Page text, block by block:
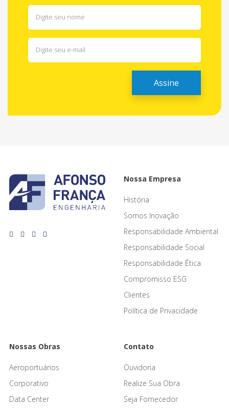
Nossa Empresa
História
Somos Inovação
Responsabilidade Ambiental
Responsabilidade Social
Responsabilidade Ética
Compromisso ESG
Clientes
Política de Privacidade
Nossas Obras
Aeroportuários
Corporativo
Data Center
Contato
Ouvidoria
Realize Sua Obra
Seja Fornecedor